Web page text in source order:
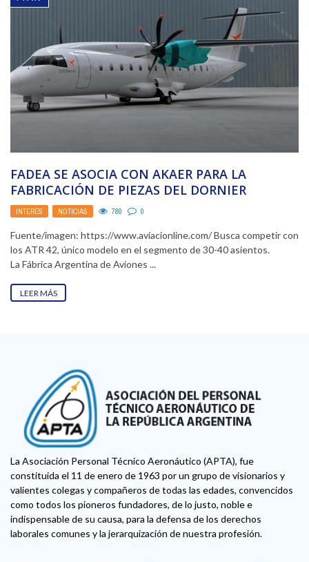
FADEA SE ASOCIA CON AKAER PARA LA
FABRICACIÓN DE PIEZAS DEL DORNIER
D328ECO
INTERÉS , NOTICIAS 780 0
Fuente/imagen: https://www.aviacionline.com/ Busca competir con
los ATR 42, único modelo en el segmento de 30-40 asientos.
La Fábrica Argentina de Aviones ...
LEER MÁS
La Asociación Personal Técnico Aeronáutico (APTA), fue
constituida el 11 de enero de 1963 por un grupo de visionarios y
valientes colegas y compañeros de todas las edades, convencidos
como todos los pioneros fundadores, de lo justo, noble e
indispensable de su causa, para la defensa de los derechos
laborales comunes y la jerarquización de nuestra profesión.